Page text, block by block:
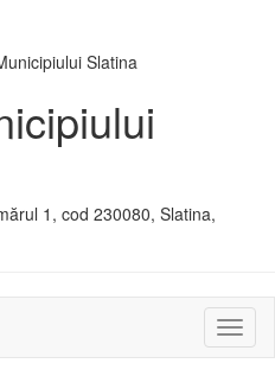
1, cod 230080, Slatina,
sau